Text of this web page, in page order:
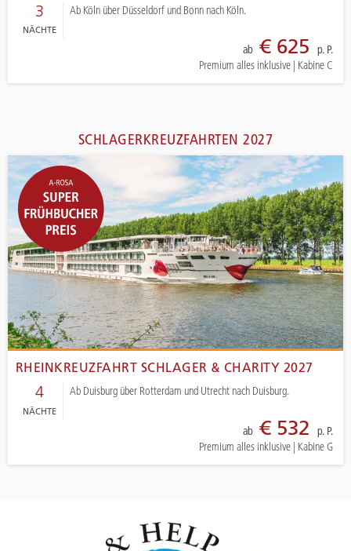
3
NÄCHTE
Ab Köln über Düsseldorf und Bonn nach Köln.
ab€ 625
p. P.
Premium alles inklusive | Kabine C
SCHLAGERKREUZFAHRTEN 2027
RHEINKREUZFAHRT SCHLAGER & CHARITY 2027
4
NÄCHTE
Ab Duisburg über Rotterdam und Utrecht nach Duisburg.
ab€ 532
p. P.
Premium alles inklusive | Kabine G